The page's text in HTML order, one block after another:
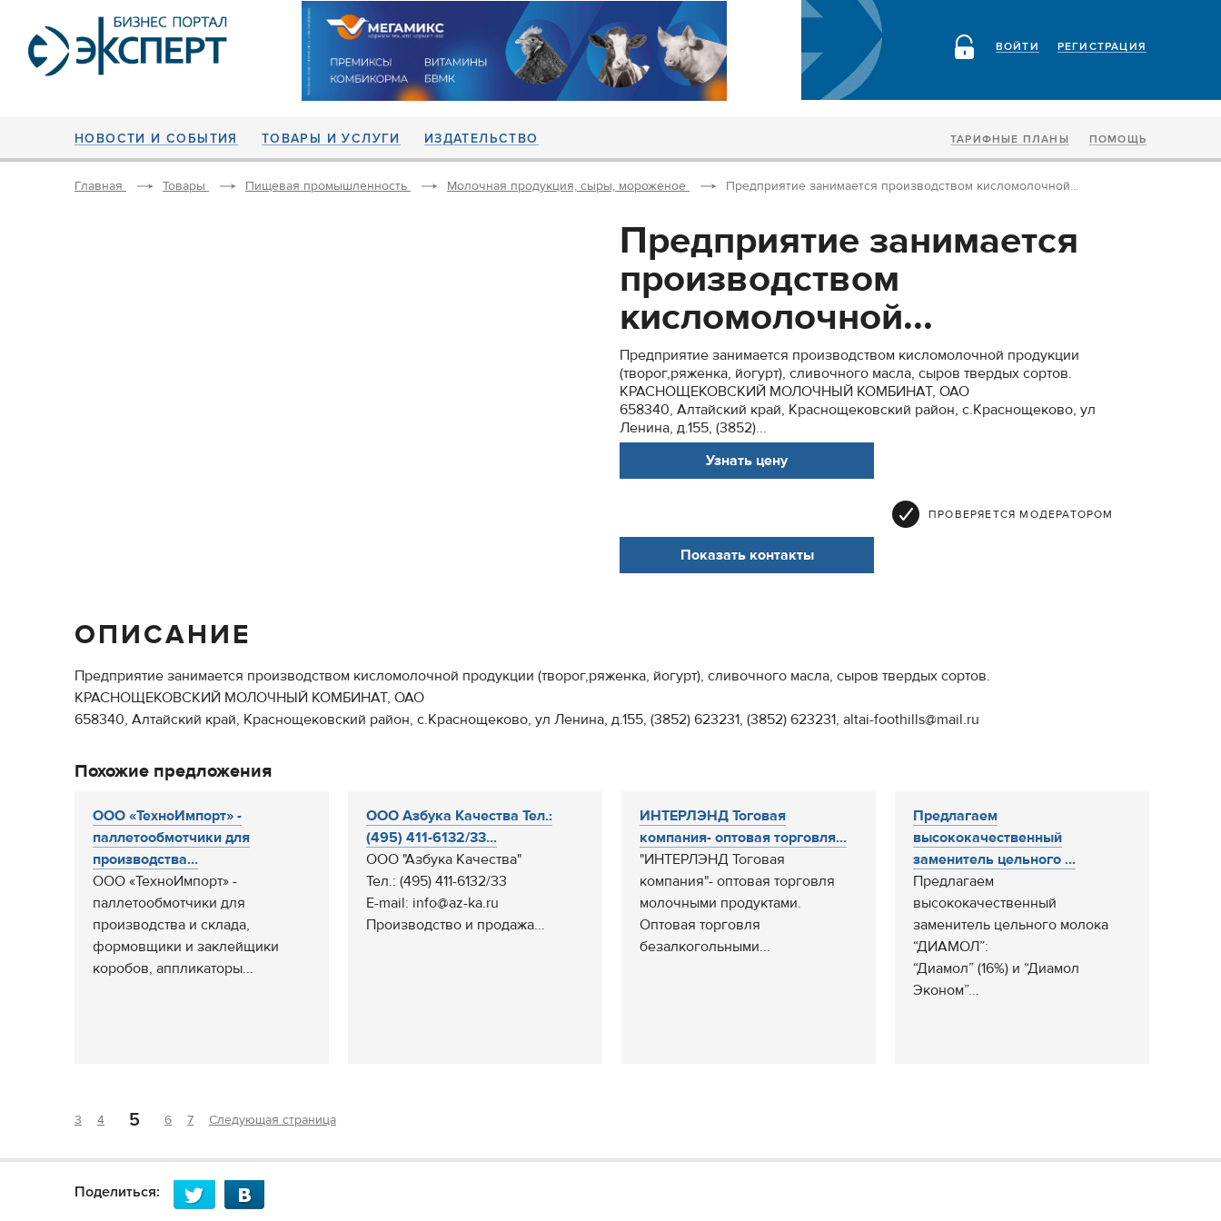
РЕГИСТРАЦИЯ
ВОЙТИ
НОВОСТИ И СОБЫТИЯ ТОВАРЫ И УСЛУГИ ИЗДАТЕЛЬСТВО ТАРИФНЫЕ ПЛАНЫ ПОМОЩЬ
Главная Товары Пищевая промышленность Молочная продукция, сыры, мороженое Предприятие занимается производством кисломолочной...
Предприятие занимается
производством
кисломолочной...
Предприятие занимается производством кисломолочной продукции
(творог,ряженка, йогурт), сливочного масла, сыров твердых сортов.
КРАСНОЩЕКОВСКИЙ МОЛОЧНЫЙ КОМБИНАТ, ОАО
658340, Алтайский край, Краснощековский район, с.Краснощеково, ул
Ленина, д.155, (3852)...
Узнать цену
ПРОВЕРЯЕТСЯ МОДЕРАТОРОМ
Показать контакты
ОПИСАНИЕ
Предприятие занимается производством кисломолочной продукции (творог,ряженка, йогурт), сливочного масла, сыров твердых сортов.
КРАСНОЩЕКОВСКИЙ МОЛОЧНЫЙ КОМБИНАТ, ОАО
658340, Алтайский край, Краснощековский район, с.Краснощеково, ул Ленина, д.155, (3852) 623231, (3852) 623231, altai-foothills@mail.ru
Похожие предложения
ООО «ТехноИмпорт» -
паллетообмотчики для
производства...
ООО «ТехноИмпорт» -
паллетообмотчики для
производства и склада,
формовщики и заклейщики
коробов, аппликаторы...
ООО Азбука Качества Тел.:
(495) 411-6132/33...
ООО "Азбука Качества"
Тел.: (495) 411-6132/33
E-mail: info@az-ka.ru
Производство и продажа...
ИНТЕРЛЭНД Тоговая
компания- оптовая торговля...
"ИНТЕРЛЭНД Тоговая
компания"- оптовая торговля
молочными продуктами.
Оптовая торговля
безалкогольными...
Предлагаем
высококачественный
заменитель цельного ...
Предлагаем
высококачественный
заменитель цельного молока
“ДИАМОЛ”:
“Диамол” (16%) и “Диамол
Эконом”...
3 4 5 6 7 Следующая страница
Поделиться: